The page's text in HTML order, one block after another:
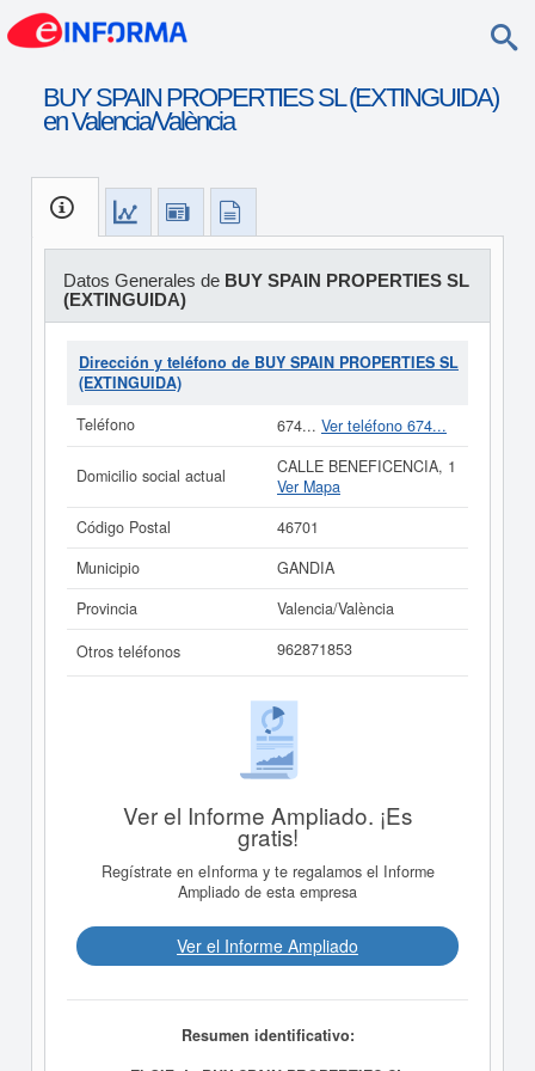
BUY SPAIN PROPERTIES SL (EXTINGUIDA)
en Valencia/València
Datos Generales de BUY SPAIN PROPERTIES SL
(EXTINGUIDA)
Dirección y teléfono de BUY SPAIN PROPERTIES SL
(EXTINGUIDA)
Teléfono
674... Ver teléfono 674...
Domicilio social actual
CALLE BENEFICENCIA, 1
Ver Mapa
Código Postal
46701
Municipio
GANDIA
Provincia
Valencia/València
Otros teléfonos
962871853
Ver el Informe Ampliado. ¡Es
gratis!
Regístrate en eInforma y te regalamos el Informe
Ampliado de esta empresa
Ver el Informe Ampliado
Resumen identificativo: